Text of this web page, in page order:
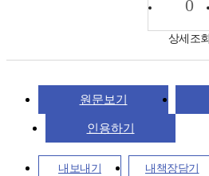
0
상세조회
원문보기
인용하기
내보내기 내책장담기